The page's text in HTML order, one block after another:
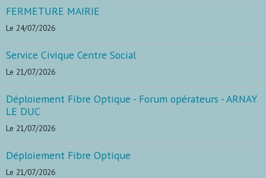
FERMETURE MAIRIE
Le 24/07/2026
Service Civique Centre Social
Le 21/07/2026
Déploiement Fibre Optique - Forum opérateurs - ARNAY
LE DUC
Le 21/07/2026
Déploiement Fibre Optique
Le 21/07/2026